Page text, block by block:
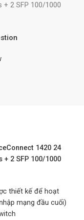
2 SFP 100/1000
1420 24
2 SFP 100/1000
thiết kế để hoạt
mạng đầu cuối)